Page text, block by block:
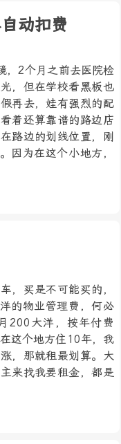
动扣费
，2个月之前去医院检
，但在学校看黑板也
再去，娃有强烈的配
着还算靠谱的路边店
路边的划线位置，刚
因为在这个小地方，
，买是不可能买的，
的物业管理费，何必
200大洋，按年付费
这个地方住10年，我
，那就租最划算。大
来找我要租金，都是